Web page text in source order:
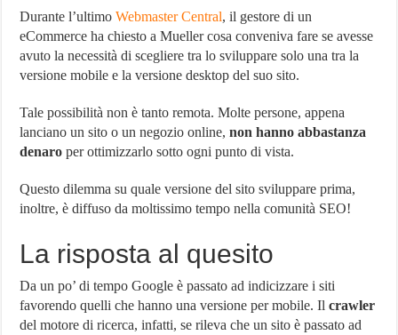
Durante l’ultimoWebmaster Central, il gestore di un
eCommerce ha chiesto a Mueller cosa conveniva fare se avesse
avuto la necessità di scegliere tra lo sviluppare solo una tra la
versione mobile e la versione desktop del suo sito.
Tale possibilità non è tanto remota. Molte persone, appena
lanciano un sito o un negozio online,non hanno abbastanza
denaro per ottimizzarlo sotto ogni punto di vista.
Questo dilemma su quale versione del sito sviluppare prima,
inoltre, è diffuso da moltissimo tempo nella comunità SEO!
La risposta al quesito
Da un po’ di tempo Google è passato ad indicizzare i siti
favorendo quelli che hanno una versione per mobile. Ilcrawler
del motore di ricerca, infatti, se rileva che un sito è passato ad